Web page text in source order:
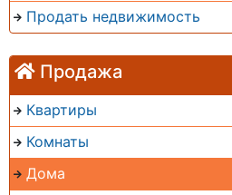
Продать недвижимость
Продажа
Квартиры
Комнаты
Дома